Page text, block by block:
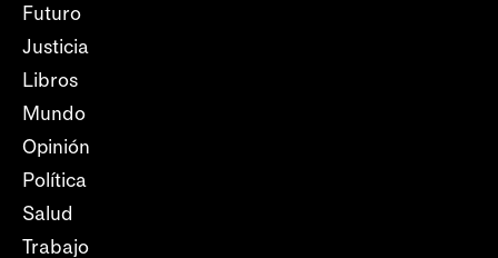
Futuro
Justicia
Libros
Mundo
Opinión
Política
Salud
Trabajo